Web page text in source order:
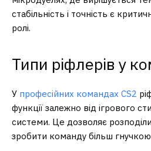
стабільність і точність є
ролі.
Типи ріфлерів у
У професійних командах CS2
функції залежно від ігрового
системи. Це дозволяє
зробити команду більш